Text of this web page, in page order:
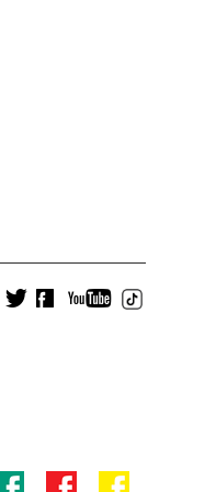
instagram
twitterfacebookyoutube
tiktok
Facebookfacebook